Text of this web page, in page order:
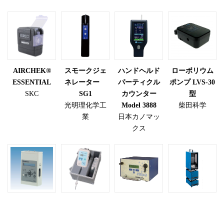
AIRCHEK®
ESSENTIAL
SKC
スモークジェ
ネレーター
SG1
光明理化学工
業
ハンドヘルド
パーティクル
カウンター
Model 3888
日本カノマッ
クス
ローボリウム
ポンプ LVS-30
型
柴田科学